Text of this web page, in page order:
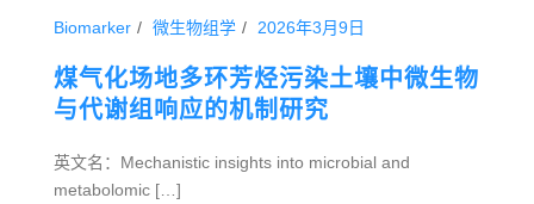
Biomarker 微生物组学 2026年3月9日
煤气化场地多环芳烃污染土壤中微生物
与代谢组响应的机制研究
英文名：Mechanistic insights into microbial and
metabolomic […]